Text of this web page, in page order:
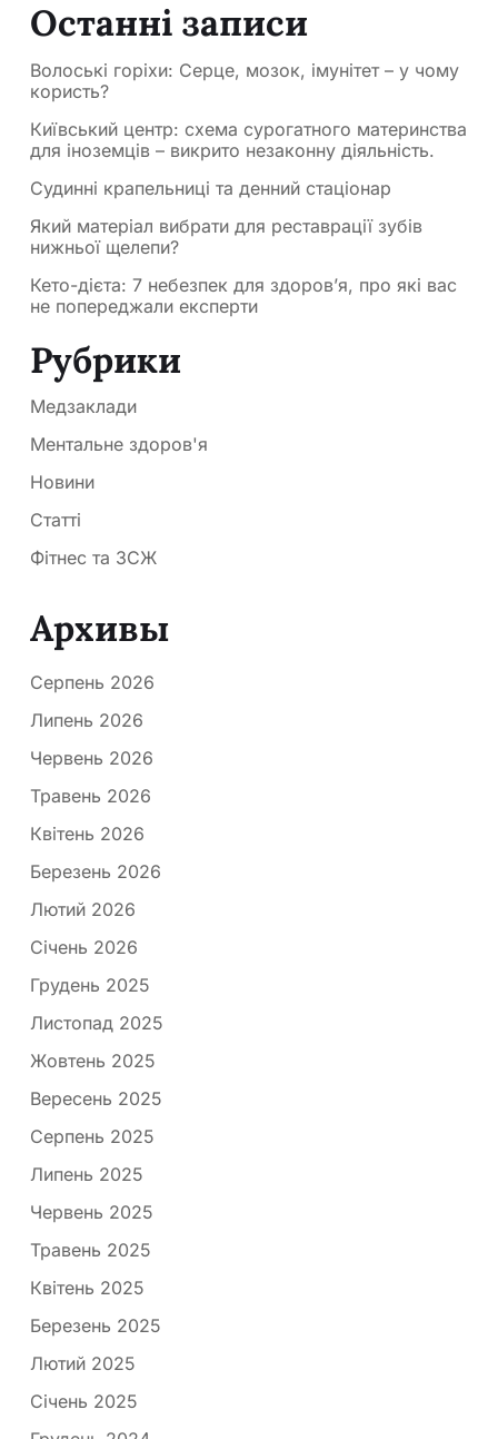
Останні записи
Волоські горіхи: Серце, мозок, імунітет – у чому
користь?
Київський центр: схема сурогатного материнства
для іноземців – викрито незаконну діяльність.
Судинні крапельниці та денний стаціонар
Який матеріал вибрати для реставрації зубів
нижньої щелепи?
Кето-дієта: 7 небезпек для здоров’я, про які вас
не попереджали експерти
Рубрики
Медзаклади
Ментальне здоров'я
Новини
Статті
Фітнес та ЗСЖ
Архивы
Серпень 2026
Липень 2026
Червень 2026
Травень 2026
Квітень 2026
Березень 2026
Лютий 2026
Січень 2026
Грудень 2025
Листопад 2025
Жовтень 2025
Вересень 2025
Серпень 2025
Липень 2025
Червень 2025
Травень 2025
Квітень 2025
Березень 2025
Лютий 2025
Січень 2025